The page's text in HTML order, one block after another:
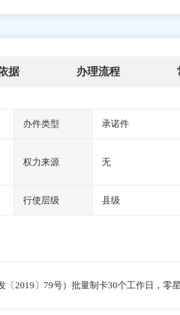
据 办理流程
办件类型 承诺件
权力来源 无
行使层级 县级
2019〕79号）批量制卡30个工作日，零